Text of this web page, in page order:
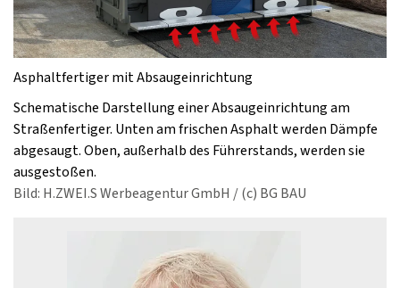
Asphaltfertiger mit Absaugeinrichtung
Schematische Darstellung einer Absaugeinrichtung am
Straßenfertiger. Unten am frischen Asphalt werden Dämpfe
abgesaugt. Oben, außerhalb des Führerstands, werden sie
ausgestoßen.
Bild: H.ZWEI.S Werbeagentur GmbH / (c) BG BAU